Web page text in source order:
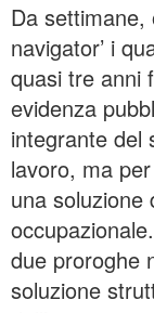
Da settimane,
navigator’ i
quasi tre anni
evidenza
integrante del
lavoro, ma
una soluzione
due proroghe
soluzione